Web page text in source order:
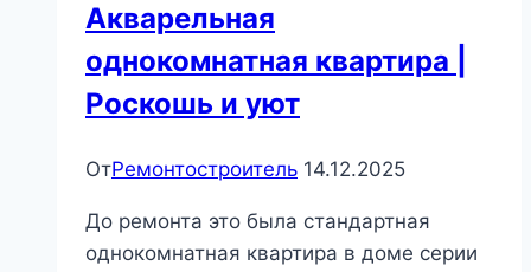
Акварельная
однокомнатная квартира |
Роскошь и уют
ОтРемонтостроитель 14.12.2025
До ремонта это была стандартная
однокомнатная квартира в доме серии